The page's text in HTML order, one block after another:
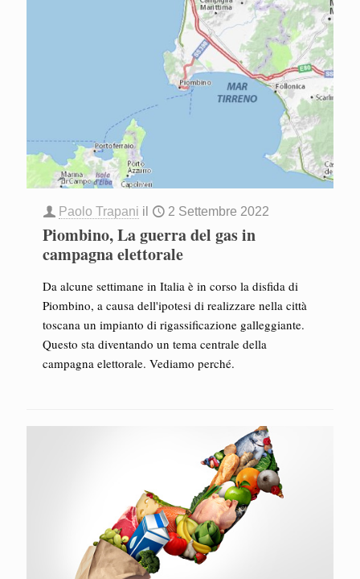
Paolo Trapani il 2 Settembre 2022
Piombino, La guerra del gas in
campagna elettorale
Da alcune settimane in Italia è in corso la disfida di
Piombino, a causa dell'ipotesi di realizzare nella città
toscana un impianto di rigassificazione galleggiante.
Questo sta diventando un tema centrale della
campagna elettorale. Vediamo perché.